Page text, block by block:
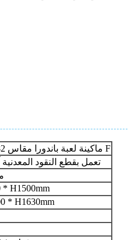
ماكينة لعبة باندورا مقاس 32 بوصة موديل F
تعمل بقطع النقود المعدنية
* H1500mm
* H1630mm